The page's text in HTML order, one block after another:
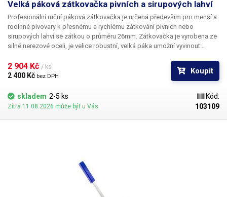
Velká páková zátkovačka pivních a sirupových lahví
Profesionální ruční páková zátkovačka je určená především pro menší a
rodinné pivovary k přesnému a rychlému zátkování pivních nebo
sirupových lahví se zátkou o průměru 26mm. Zátkovačka je vyrobena ze
silné nerezové oceli, je velice robustní, velká páka umožní vyvinout
zátkovačka je určená pro korunkové zátky. Naplněnou lahev se zátkou
stačí umístit pod hlavu zátkovačky a zatlačit páku dolů. Výsledný uzávěr
pohodlně nastavovat bez použití nářadí - pomocí křídlových matek.
Korunkové zátky lze běžně zakoupit.
2 904 Kč / ks
2 400 Kč bez DPH
Koupit
skladem 2-5 ks
Zítra 11.08.2026 může být u Vás
Kód:
103109